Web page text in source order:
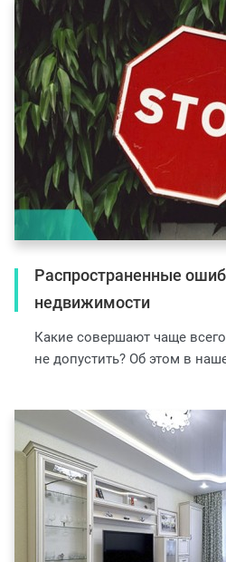
Распространенные
недвижимости
Какие совершают чаще
не допустить? Об этом в